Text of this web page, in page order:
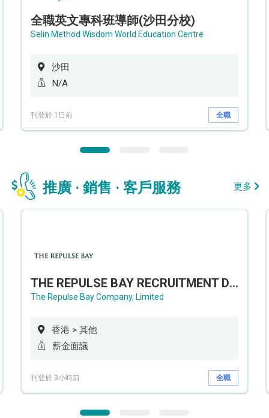
全職英文專科班導師(沙田分校)
Selin Method Wisdom World Education Centre
沙田
N/A
刊登於 1日前 全職
推廣 · 銷售 · 客戶服務 更多
THE REPULSE BAY RECRUITMENT DAY 淺水灣影灣園人才招聘會
The Repulse Bay Company, Limited
香港 > 其他
薪金面議
刊登於 3小時前 全職